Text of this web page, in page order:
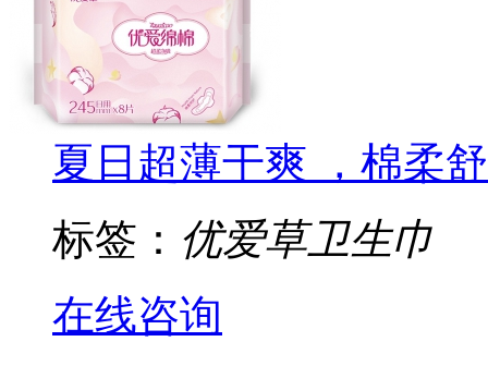
夏日超薄干爽 ，棉柔
标签： 优爱草卫生巾
在线咨询